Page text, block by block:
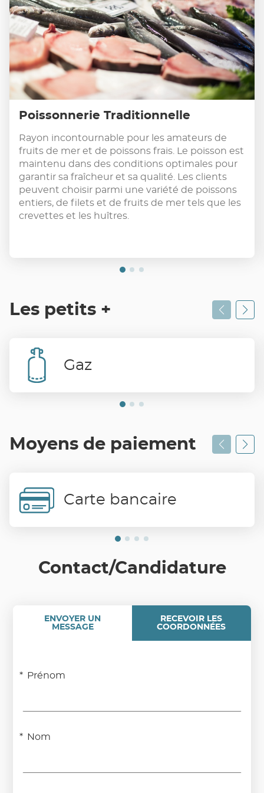
Poissonnerie Traditionnelle
Rayon incontournable pour les amateurs de
fruits de mer et de poissons frais. Le poisson est
maintenu dans des conditions optimales pour
garantir sa fraîcheur et sa qualité. Les clients
peuvent choisir parmi une variété de poissons
entiers, de filets et de fruits de mer tels que les
crevettes et les huîtres.
Les petits +
Gaz
Moyens de paiement
Carte bancaire
Contact/Candidature
ENVOYER UN
MESSAGE
RECEVOIR LES
COORDONNÉES
Prénom
Nom